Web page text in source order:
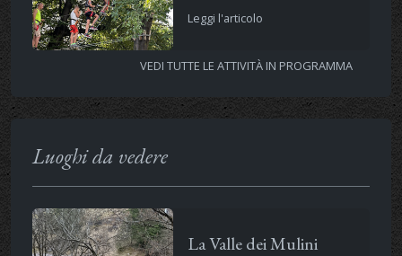
Leggi l'articolo
VEDI TUTTE LE ATTIVITÀ IN PROGRAMMA
Luoghi da vedere
La Valle dei Mulini